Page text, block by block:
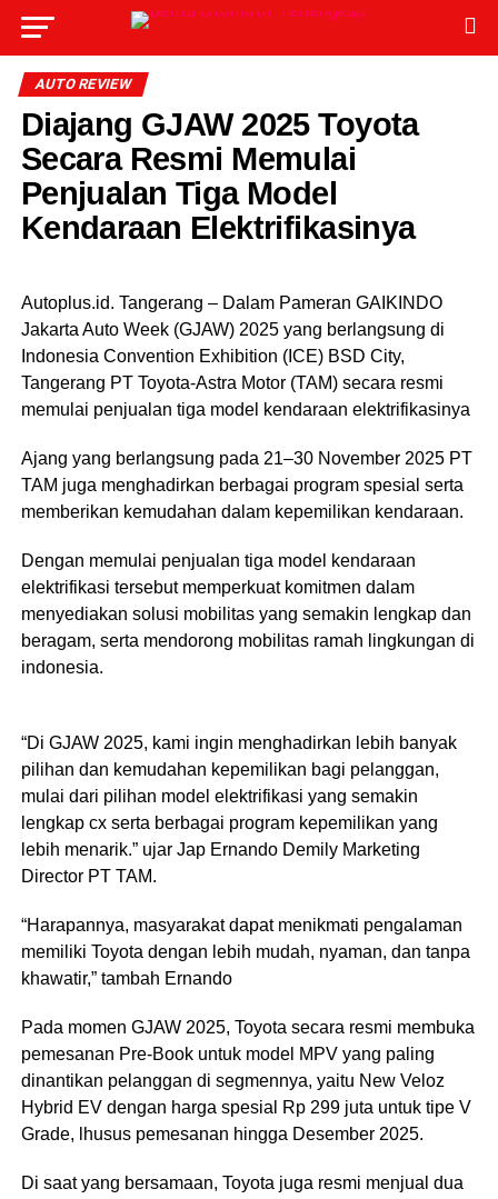
AUTO REVIEW
Diajang GJAW 2025 Toyota
Secara Resmi Memulai
Penjualan Tiga Model
Kendaraan Elektrifikasinya
Autoplus.id. Tangerang – Dalam Pameran GAIKINDO
Jakarta Auto Week (GJAW) 2025 yang berlangsung di
Indonesia Convention Exhibition (ICE) BSD City,
Tangerang PT Toyota-Astra Motor (TAM) secara resmi
memulai penjualan tiga model kendaraan elektrifikasinya
Ajang yang berlangsung pada 21–30 November 2025 PT
TAM juga menghadirkan berbagai program spesial serta
memberikan kemudahan dalam kepemilikan kendaraan.
Dengan memulai penjualan tiga model kendaraan
elektrifikasi tersebut memperkuat komitmen dalam
menyediakan solusi mobilitas yang semakin lengkap dan
beragam, serta mendorong mobilitas ramah lingkungan di
indonesia.
“Di GJAW 2025, kami ingin menghadirkan lebih banyak
pilihan dan kemudahan kepemilikan bagi pelanggan,
mulai dari pilihan model elektrifikasi yang semakin
lengkap cx serta berbagai program kepemilikan yang
lebih menarik.” ujar Jap Ernando Demily Marketing
Director PT TAM.
“Harapannya, masyarakat dapat menikmati pengalaman
memiliki Toyota dengan lebih mudah, nyaman, dan tanpa
khawatir,” tambah Ernando
Pada momen GJAW 2025, Toyota secara resmi membuka
pemesanan Pre-Book untuk model MPV yang paling
dinantikan pelanggan di segmennya, yaitu New Veloz
Hybrid EV dengan harga spesial Rp 299 juta untuk tipe V
Grade, lhusus pemesanan hingga Desember 2025.
Di saat yang bersamaan, Toyota juga resmi menjual dua